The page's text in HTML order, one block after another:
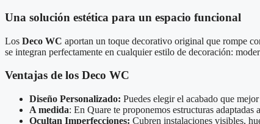
Una solución estética para un espacio funcional
Los Deco WC aportan un toque decorativo original que rompe
se integran perfectamente en cualquier estilo de decoración:
Ventajas de los Deco WC
Diseño Personalizado: Puedes elegir el acabado que
A medida: En Quare te proponemos estructuras adaptadas
Ocultan Imperfecciones: Cubren instalaciones visibles,